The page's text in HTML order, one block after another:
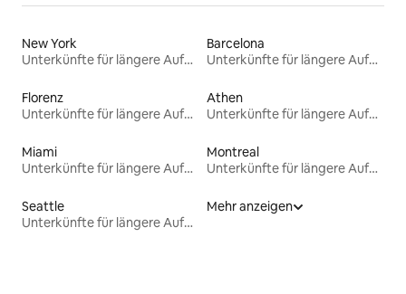
New York
Unterkünfte für längere Aufenthalte
Barcelona
Unterkünfte für längere Aufenthalte
Florenz
Unterkünfte für längere Aufenthalte
Athen
Unterkünfte für längere Aufenthalte
Miami
Unterkünfte für längere Aufenthalte
Montreal
Unterkünfte für längere Aufenthalte
Seattle
Unterkünfte für längere Aufenthalte
Mehr anzeigen